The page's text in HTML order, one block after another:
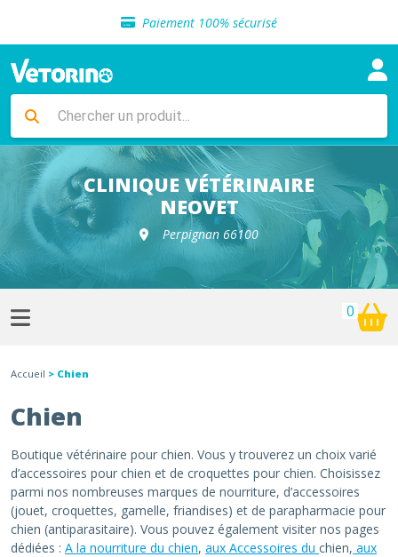
Paiement 100% sécurisé
Livraison gratuite en clinique vétérinaire
Sélection de croquettes vétérinaire
Livraison gratuite en clinique vétérinaire
Retour gratuit en clinique
Sélection de croquettes vétérinaire
CLINIQUE VÉTÉRINAIRE
NEOVET
Perpignan 66100
0
Accueil > Chien
Chien
Boutique vétérinaire pour chien. Vous y trouverez un choix varié
d’accessoires pour chien et de croquettes pour chien. Choisissez
parmi nos nombreuses marques de nourriture, d’accessoires
(jouet, croquettes, gamelle, friandises) et de parapharmacie pour
chien (antiparasitaire). Vous pouvez également visiter nos pages
dédiées : A la nourriture du chien, aux Accessoires du chien, aux